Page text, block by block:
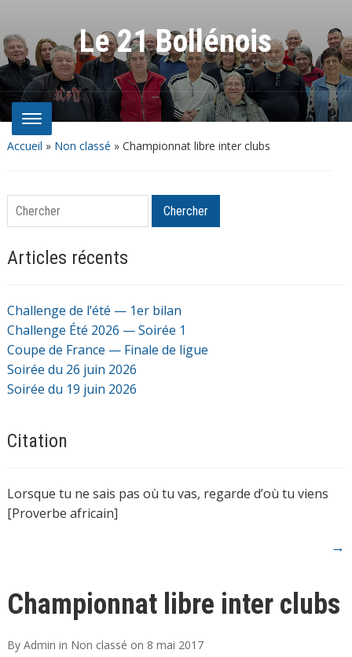
Le 21 Bollénois
Accueil » Non classé » Championnat libre inter clubs
Chercher Chercher
Articles récents
Challenge de l’été — 1er bilan
Challenge Été 2026 — Soirée 1
Coupe de France — Finale de ligue
Soirée du 26 juin 2026
Soirée du 19 juin 2026
Citation
Lorsque tu ne sais pas où tu vas, regarde d’où tu viens
[Proverbe africain]
→
Championnat libre inter clubs
By Admin in Non classé on 8 mai 2017